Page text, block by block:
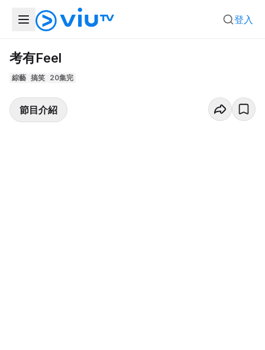
登入
考有Feel
綜藝 搞笑 20集完
節目介紹